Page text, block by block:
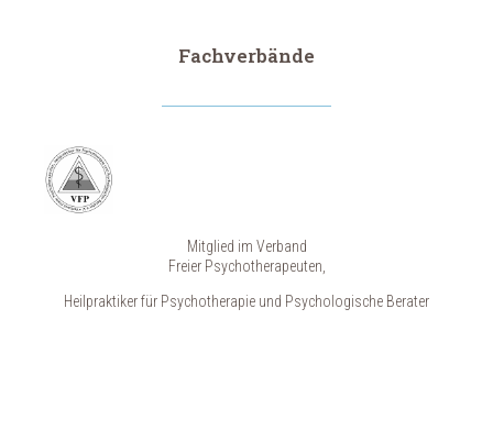
Fachverbände
Mitglied im Verband
Freier Psychotherapeuten,
Heilpraktiker für Psychotherapie und Psychologische Berater